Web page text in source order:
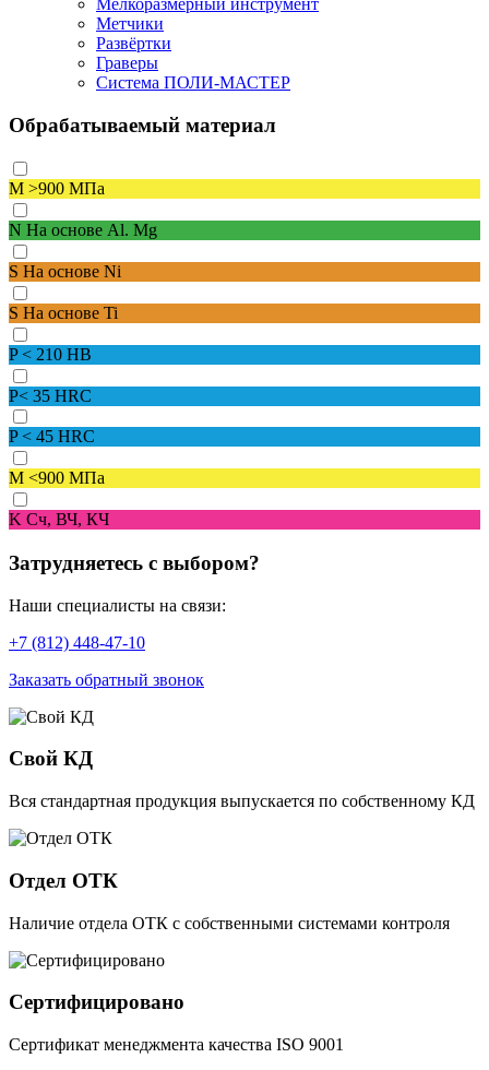
Мелкоразмерный инструмент
Метчики
Развёртки
Граверы
Система ПОЛИ-МАСТЕР
Обрабатываемый материал
M >900 МПа
N На основе Al. Mg
S На основе Ni
S На основе Ti
P< 210 HB
P< 35 HRC
P< 45 HRC
M <900 МПа
K Сч, ВЧ, КЧ
Затрудняетесь с выбором?
Наши специалисты на связи:
+7 (812) 448-47-10
Заказать обратный звонок
Свой КД
Вся стандартная продукция выпускается по собственному КД
Отдел ОТК
Наличие отдела ОТК с собственными системами контроля
Сертифицировано
Сертификат менеджмента качества ISO 9001